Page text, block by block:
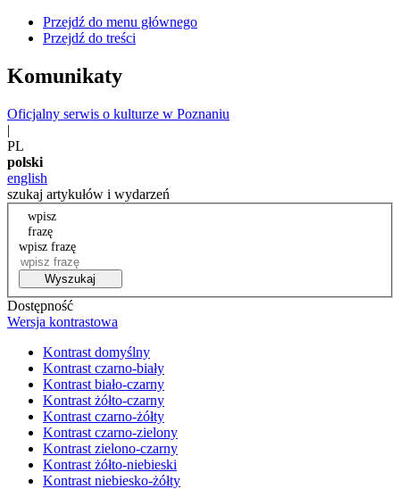
Przejdź do menu głównego
Przejdź do treści
Komunikaty
Oficjalny serwis o kulturze w Poznaniu
|
PL
polski
english
szukaj artykułów i wydarzeń
wpisz
frazę
wpisz frazę
Wyszukaj
Dostępność
Wersja kontrastowa
Kontrast domyślny
Kontrast czarno-biały
Kontrast biało-czarny
Kontrast żółto-czarny
Kontrast czarno-żółty
Kontrast czarno-zielony
Kontrast zielono-czarny
Kontrast żółto-niebieski
Kontrast niebiesko-żółty